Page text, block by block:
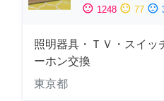
sentiment_satisfied 1248 sentiment_neutral 77 sentiment_dissatisfied
照明器具・ＴＶ・スイッ
ーホン交換
東京都